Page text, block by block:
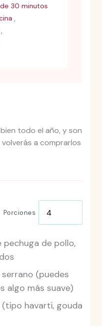
30 minutos
,
,
todo el año, y son
a comprarlos
Porciones
pechuga de pollo,
(puedes
algo más suave)
(tipo havarti, gouda